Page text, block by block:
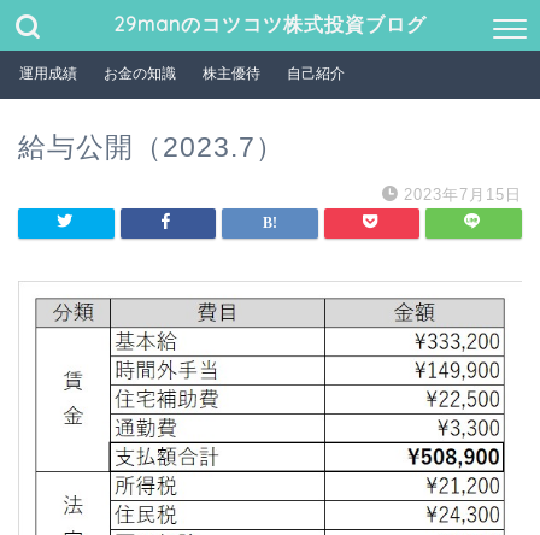
29manのコツコツ株式投資ブログ
運用成績 お金の知識 株主優待 自己紹介
給与公開（2023.7）
2023年7月15日